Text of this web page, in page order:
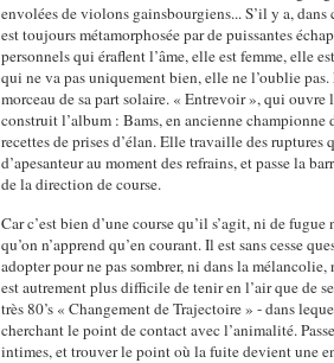
envolées de violons gainsbourgiens... S’il y a, dans
est toujours métamorphosée par de puissantes
personnels qui éraflent l’âme, elle est femme, elle
qui ne va pas uniquement bien, elle ne l’oublie
morceau de sa part solaire. « Entrevoir », qui
construit l’album : Bams, en ancienne
recettes de prises d’élan. Elle travaille des
d’apesanteur au moment des refrains, et passe la
de la direction de course.
Car c’est bien d’une course qu’il s’agit, ni de
qu’on n’apprend qu’en courant. Il est sans cesse
adopter pour ne pas sombrer, ni dans la
est autrement plus difficile de tenir en l’air que de
très 80’s « Changement de Trajectoire » - dans
cherchant le point de contact avec l’animalité.
intimes, et trouver le point où la fuite devient une